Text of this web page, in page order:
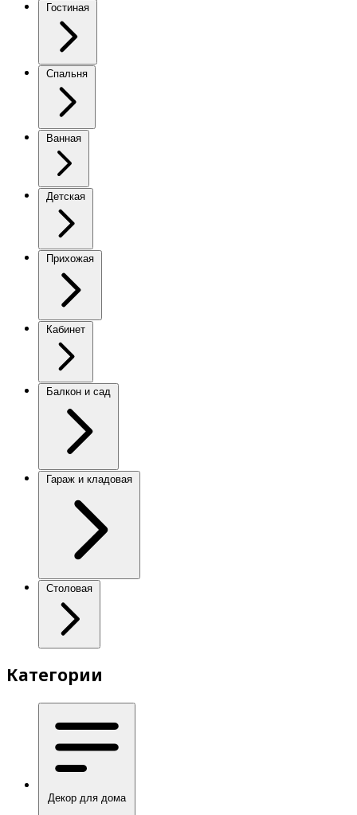
Гостиная
Спальня
Ванная
Детская
Прихожая
Кабинет
Балкон и сад
Гараж и кладовая
Столовая
Категории
Декор для дома